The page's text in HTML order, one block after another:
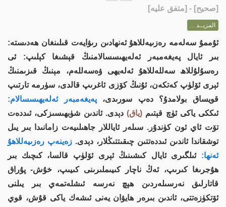
[صحيح] - [متفق عليه]
المزيــد ...
ئۇممۇ سەلەمە رەزىيەللاھۇ ئەنھادىن رىۋايەت قىلىنغان ھەدىستە:
بىر ئايال پەيغەمبەر ئەلەيھىسسالامنىڭ قېشىغا كېلىپ: ئى
رەسۇلۇللاھ سەللەللاھۇ ئەلەيھى ۋەسەللەم، مېنىڭ قىزىمنىڭ
ئېرى ئۆلۈپ كەتكەن، ئۇنىڭ كۆزى ئاغرىپ قالدى، سۈرمە تارتىپ
قويساق بولامدۇ؟ دەپ سورىدى، پەيغەمبەر ئەلەيھىسسالام:
ئىككى ياكى ئۈچ قېتىم (ياق) دېدى. ئاندىن شۈبھىسىزكى، ئىددەت
تۆت ئاي ئون كۈندۇر. سىلەر ئاياللار جاھىلىيەت زامانىدا بىر يىل
توشقاندا ئاندىن ئىددەتتىن چىقىتتىڭلار، دېدى. زەينەپ رەزىيەللاھۇ
ئەنھا: ئىلگىرى ئايال كىشىنىڭ ئېرى ئۆلۈپ قالسا، كىچىك بىر
ھۇجرىغا كىرىپ، ئەڭ ناچار كىيىملىرىنى كىيىپ، خۇش- پۇراق
قاتارلىق نەرسىلەردىن ھېچ نەرسە ئىشلەتمەي بىر يىلنى
ئۆتكۈزەتتى، ئاندىن بىرەر ھايۋان يەنى ئىشەك ياكى قۇش، قوي